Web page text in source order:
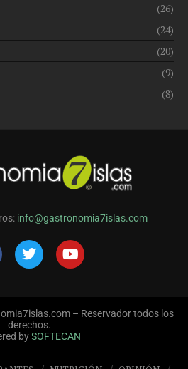
(26)
(24)
(20)
(9)
(8)
info@gastronomia7islas.com
– Reservador todos los
derechos.
bySOFTECAN